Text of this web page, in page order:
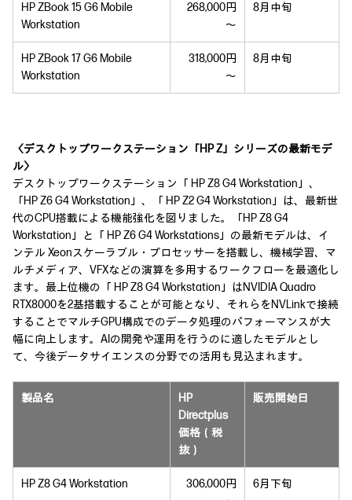
HP ZBook 15 G6 Mobile
Workstation
268,000円
～
8月中旬
HP ZBook 17 G6 Mobile
Workstation
318,000円
～
8月中旬
〈デスクトップワークステーション「HP Z」シリーズの最新モデ
ル〉
デスクトップワークステーション「 HP Z8 G4 Workstation」、
「HP Z6 G4 Workstation」、「 HP Z2 G4 Workstation」は、最新世
代のCPU搭載による機能強化を図りました。「HP Z8 G4
Workstation」と「 HP Z6 G4 Workstations」の最新モデルは、イ
ンテル Xeonスケーラブル・プロセッサーを搭載し、機械学習、マ
ルチメディア、VFXなどの演算を多用するワークフローを最適化し
ます。最上位機の「 HP Z8 G4 Workstation」はNVIDIA Quadro
RTX8000を2基搭載することが可能となり、それらをNVLinkで接続
することでマルチGPU構成でのデータ処理のパフォーマンスが大
幅に向上します。AIの開発や運用を行うのに適したモデルとし
て、今後データサイエンスの分野での活用も見込まれます。
製品名
HP
Directplus
価格（税
抜）
販売開始日
HP Z8 G4 Workstation
306,000円
6月下旬